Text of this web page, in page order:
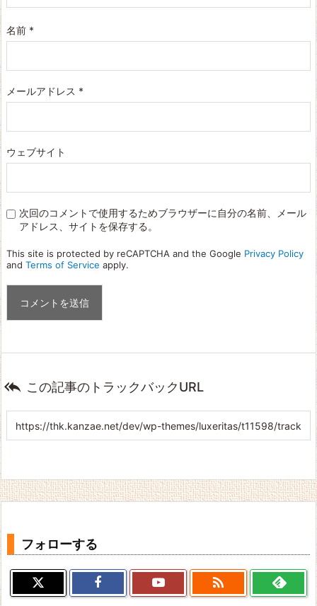
名前 *
メールアドレス *
ウェブサイト
次回のコメントで使用するためブラウザーに自分の名前、メール
アドレス、サイトを保存する。
This site is protected by reCAPTCHA and the Google Privacy Policy
and Terms of Service apply.
 この記事のトラックバックURL
フォローする
